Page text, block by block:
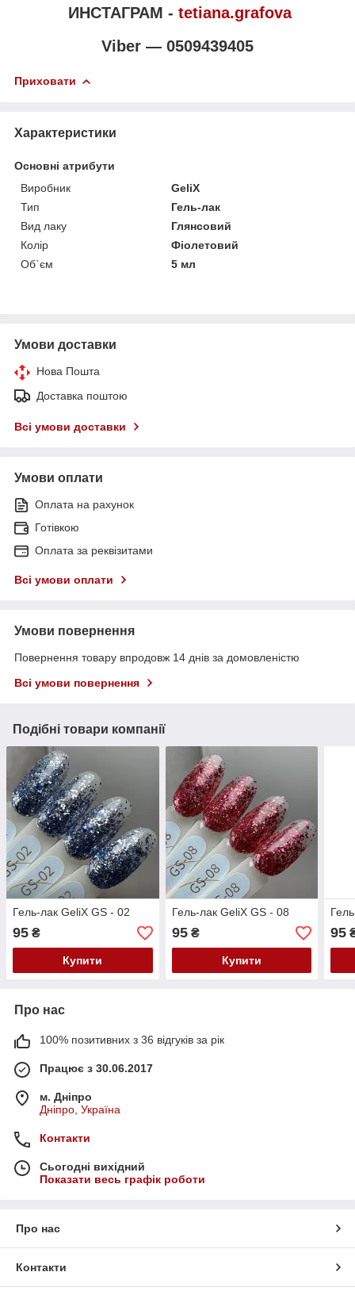
ИНСТАГРАМ - tetiana.grafova
Viber — 0509439405
Приховати
Характеристики
Основні атрибути
Виробник
GeliX
Тип
Гель-лак
Вид лаку
Глянсовий
Колір
Фіолетовий
Об`єм
5 мл
Умови доставки
Нова Пошта
Доставка поштою
Всі умови доставки
Умови оплати
Оплата на рахунок
Готівкою
Оплата за реквізитами
Всі умови оплати
Умови повернення
Повернення товару впродовж 14 днів за домовленістю
Всі умови повернення
Подібні товари компанії
Гель-лак GeliX GS - 02
95 ₴
Купити
Гель-лак GeliX GS - 08
95₴
Купити
95
Про нас
100% позитивних з 36 відгуків за рік
Працює з 30.06.2017
м. Дніпро
Дніпро, Україна
Контакти
Сьогодні вихідний
Показати весь графік роботи
Про нас
Контакти